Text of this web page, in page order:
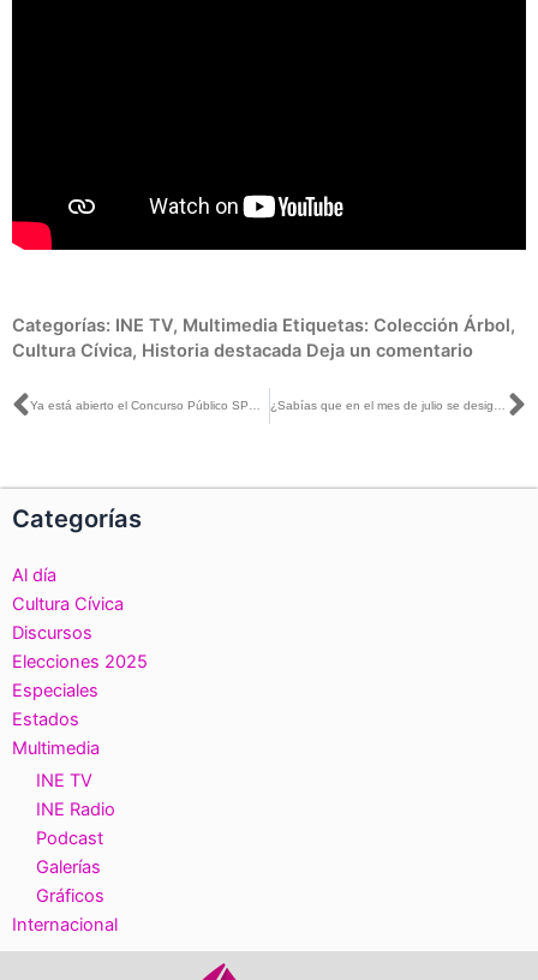
Categorías: INE TV, Multimedia Etiquetas: Colección Árbol,
Cultura Cívica, Historia destacada Deja un comentario
Ant
Categorías
Al día
Cultura Cívica
Discursos
Elecciones 2025
Especiales
Estados
Multimedia
INE TV
INE Radio
Podcast
Galerías
Gráficos
Internacional